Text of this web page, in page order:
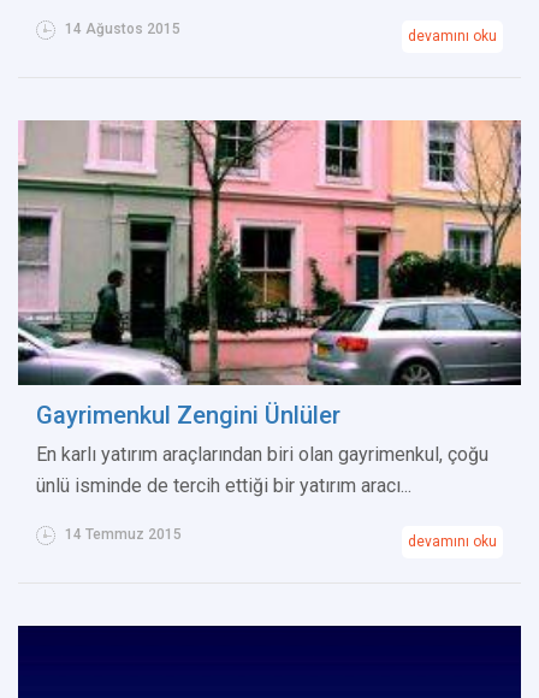
14 Ağustos 2015 devamını oku
Gayrimenkul Zengini Ünlüler
En karlı yatırım araçlarından biri olan gayrimenkul, çoğu
ünlü isminde de tercih ettiği bir yatırım aracı...
14 Temmuz 2015 devamını oku